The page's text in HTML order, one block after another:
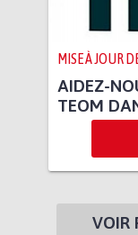
MISE À JOUR
AIDEZ-
TEOM
VOIR